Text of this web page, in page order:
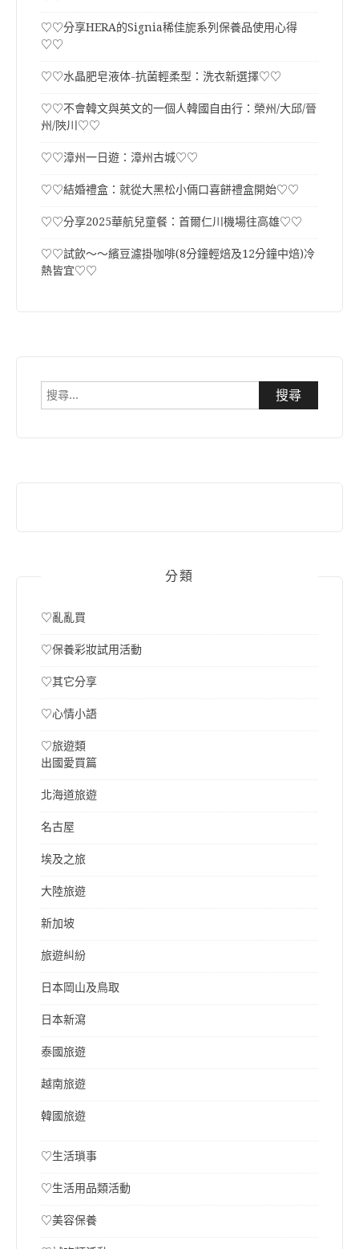
♡♡分享HERA的Signia稀佳旎系列保養品使用心得
♡♡
♡♡水晶肥皂液体-抗菌輕柔型：洗衣新選擇♡♡
♡♡不會韓文與英文的一個人韓國自由行：榮州/大邱/晉
州/陜川♡♡
♡♡漳州一日遊：漳州古城♡♡
♡♡結婚禮盒：就從大黑松小倆口喜餅禮盒開始♡♡
♡♡分享2025華航兒童餐：首爾仁川機場往高雄♡♡
♡♡試飲～～繽豆濾掛咖啡(8分鐘輕焙及12分鐘中焙)冷
熱皆宜♡♡
搜
分類
♡亂亂買
♡保養彩妝試用活動
♡其它分享
♡心情小語
♡旅遊類
出國愛買篇
北海道旅遊
名古屋
埃及之旅
大陸旅遊
新加坡
旅遊糾紛
日本岡山及鳥取
日本新瀉
泰國旅遊
越南旅遊
韓國旅遊
♡生活瑣事
♡生活用品類活動
♡美容保養